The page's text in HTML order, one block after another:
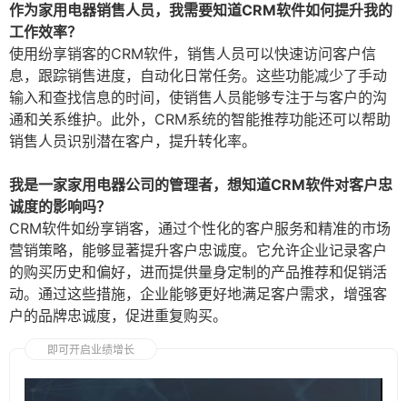
作为家用电器销售人员，我需要知道CRM软件如何提升我的
工作效率？
使用纷享销客的CRM软件，销售人员可以快速访问客户信
息，跟踪销售进度，自动化日常任务。这些功能减少了手动
输入和查找信息的时间，使销售人员能够专注于与客户的沟
通和关系维护。此外，CRM系统的智能推荐功能还可以帮助
销售人员识别潜在客户，提升转化率。
我是一家家用电器公司的管理者，想知道CRM软件对客户忠
诚度的影响吗？
CRM软件如纷享销客，通过个性化的客户服务和精准的市场
营销策略，能够显著提升客户忠诚度。它允许企业记录客户
的购买历史和偏好，进而提供量身定制的产品推荐和促销活
动。通过这些措施，企业能够更好地满足客户需求，增强客
户的品牌忠诚度，促进重复购买。
即可开启业绩增长